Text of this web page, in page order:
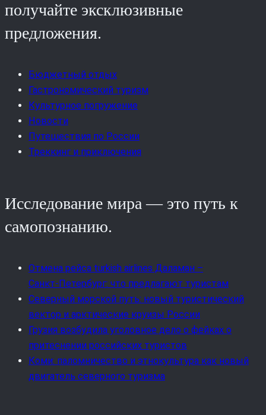
получайте эксклюзивные
предложения.
Бюджетный отдых
Гастрономический туризм
Культурное погружение
Новости
Путешествия по России
Треккинг и приключения
Исследование мира — это путь к
самопознанию.
Отмена рейса turkish airlines Даламан –
Санкт‑Петербург: что предлагают туристам
Северный морской путь: новый туристический
вектор и арктические круизы России
Грузия возбудила уголовное дело о фейках о
притеснении российских туристов
Коми: паломничество и этнокультура как новый
двигатель северного туризма